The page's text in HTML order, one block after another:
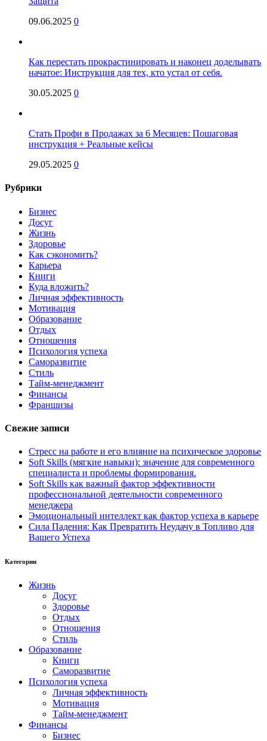
09.06.2025 0
Как перестать прокрастинировать и наконец доделывать
начатое: Инструкция для тех, кто устал от себя.
30.05.2025 0
Стать Профи в Продажах за 6 Месяцев: Пошаговая
инструкция + Реальные кейсы
29.05.2025 0
Рубрики
Бизнес
Досуг
Жизнь
Здоровье
Как сэкономить?
Карьера
Книги
Куда вложить?
Личная эффективность
Мотивация
Образование
Отдых
Отношения
Психология успеха
Саморазвитие
Стиль
Тайм-менеджмент
Финансы
Франшизы
Свежие записи
Стресс на работе и его влияние на психическое здоровье
Soft Skills (мягкие навыки): значение для современного
специалиста и проблемы формирования.
Soft Skills как важный фактор эффективности
профессиональной деятельности современного
менеджера
Эмоциональный интеллект как фактор успеха в карьере
Сила Падения: Как Превратить Неудачу в Топливо для
Вашего Успеха
Категории
Жизнь
Досуг
Здоровье
Отдых
Отношения
Стиль
Образование
Книги
Саморазвитие
Психология успеха
Личная эффективность
Мотивация
Тайм-менеджмент
Финансы
Бизнес